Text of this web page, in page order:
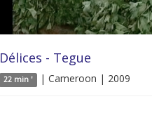
Délices - Tegue
22 min ' | Cameroon | 2009